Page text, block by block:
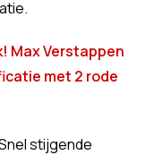
Max Verstappen
met 2 rode
stijgende